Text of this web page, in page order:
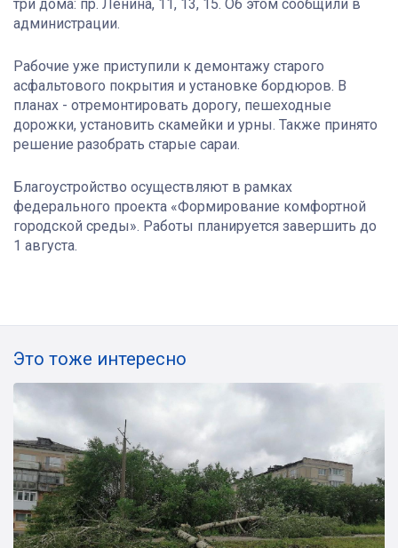
три дома: пр. Ленина, 11, 13, 15. Об этом сообщили в
администрации.
Рабочие уже приступили к демонтажу старого
асфальтового покрытия и установке бордюров. В
планах - отремонтировать дорогу, пешеходные
дорожки, установить скамейки и урны. Также принято
решение разобрать старые сараи.
Благоустройство осуществляют в рамках
федерального проекта «Формирование комфортной
городской среды». Работы планируется завершить до
1 августа.
Это тоже интересно